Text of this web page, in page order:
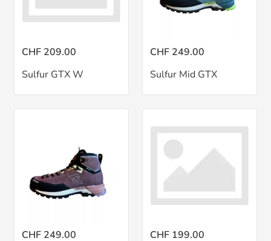
CHF 209.00
Sulfur GTX W
CHF 249.00
Sulfur Mid GTX
CHF 249.00
CHF 199.00